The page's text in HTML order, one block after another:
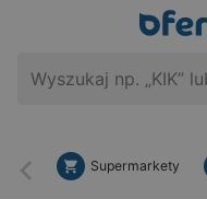
Wstecz
Supermarkety